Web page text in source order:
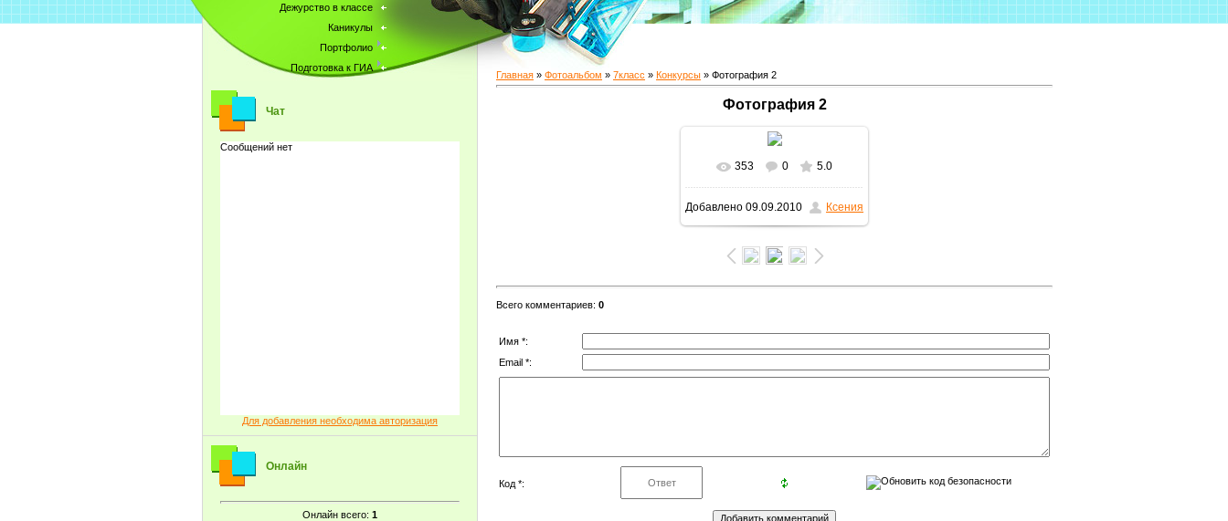
Дежурство в классе
Каникулы
Портфолио
Подготовка к ГИА
Чат
Для добавления необходима авторизация
Онлайн
Онлайн всего: 1
Главная » Фотоальбом » 7класс » Конкурсы » Фотография 2
Фотография 2
В реальном размере
1600x1200/ 172.0Kb
353 0 5.0
Добавлено 09.09.2010 Ксения
Всего комментариев: 0
Имя *:
Email *:
Код *: